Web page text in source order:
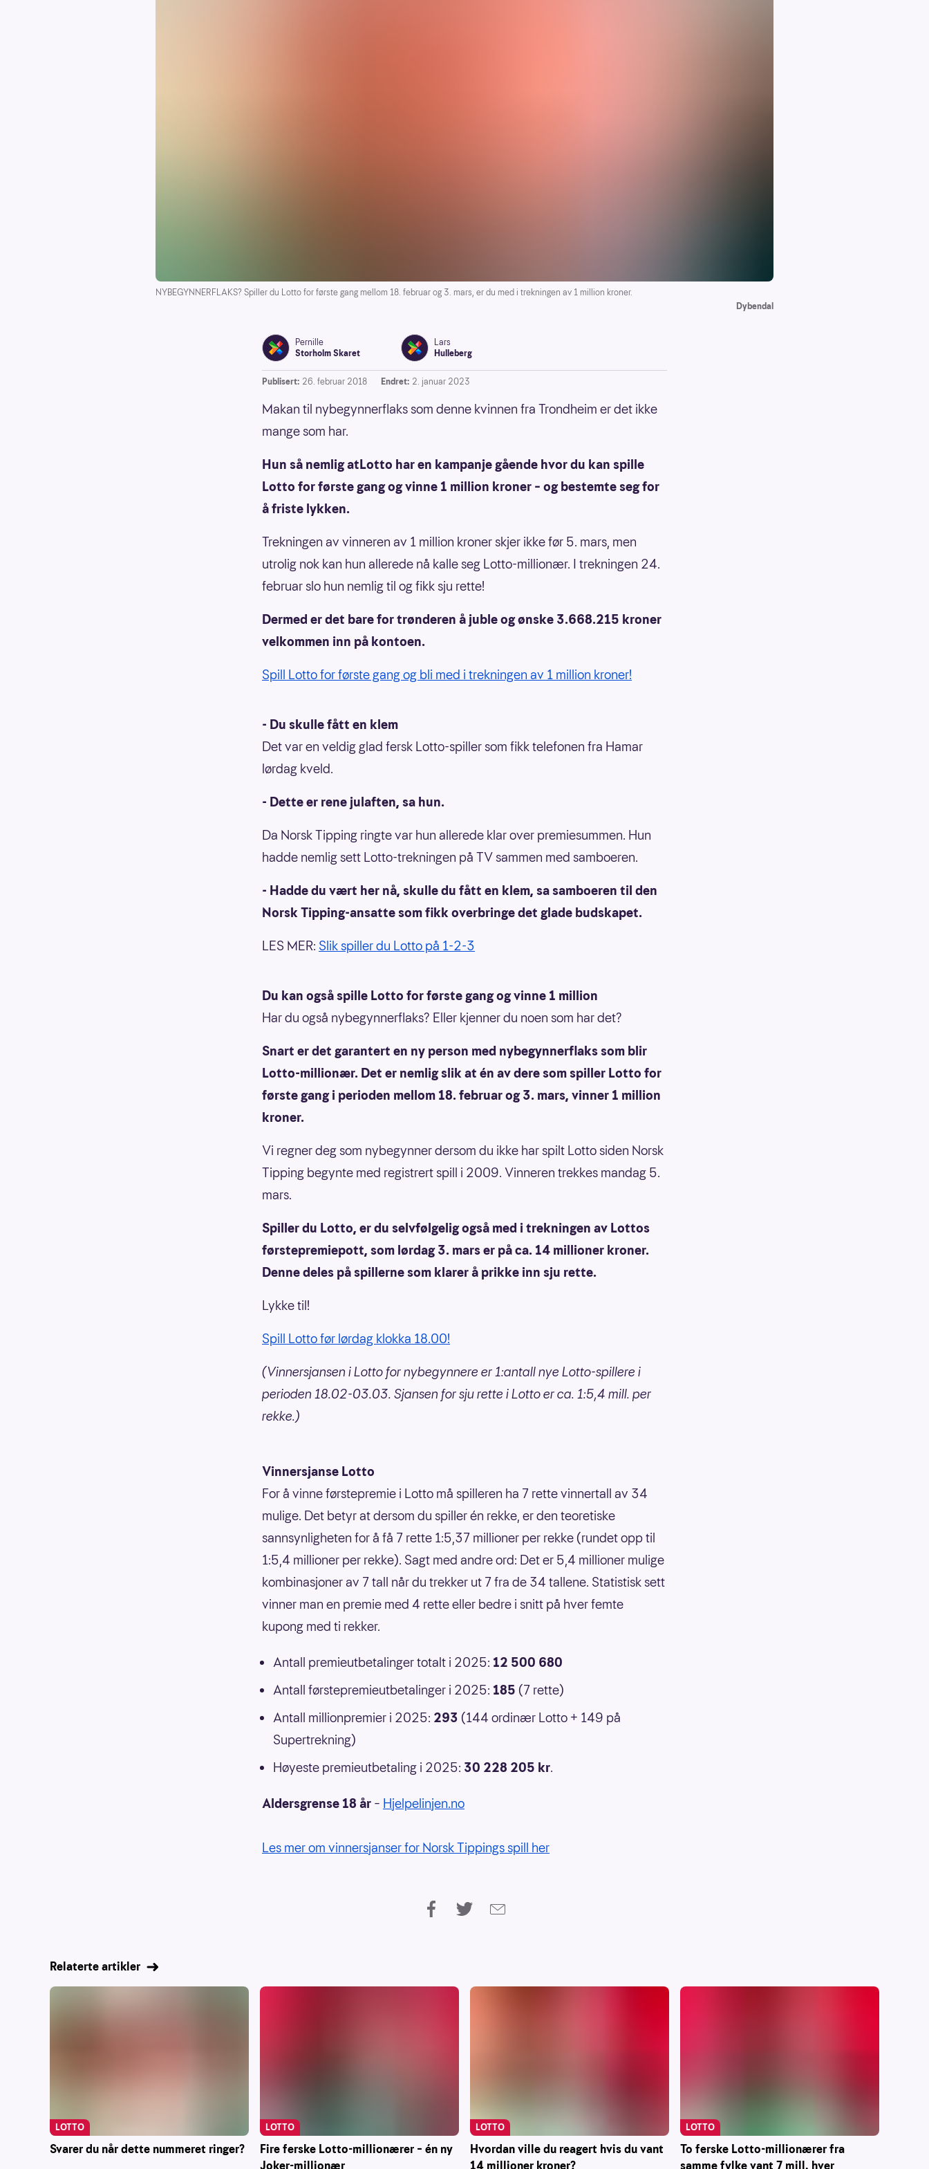
NYBEGYNNERFLAKS? Spiller du Lotto for første gang mellom 18. februar og 3. mars, er du med i trekningen av 1 million kroner.
Dybendal
Pernille
Storholm Skaret
Lars
Hulleberg
Publisert: 26. februar 2018 Endret: 2. januar 2023
Makan til nybegynnerflaks som denne kvinnen fra Trondheim er det ikke
mange som har.
Hun så nemlig atLotto har en kampanje gående hvor du kan spille
Lotto for første gang og vinne 1 million kroner – og bestemte seg for
å friste lykken.
Trekningen av vinneren av 1 million kroner skjer ikke før 5. mars, men
utrolig nok kan hun allerede nå kalle seg Lotto-millionær. I trekningen 24.
februar slo hun nemlig til og fikk sju rette!
Dermed er det bare for trønderen å juble og ønske 3.668.215 kroner
velkommen inn på kontoen.
Spill Lotto for første gang og bli med i trekningen av 1 million kroner!
- Du skulle fått en klem
Det var en veldig glad fersk Lotto-spiller som fikk telefonen fra Hamar
lørdag kveld.
- Dette er rene julaften, sa hun.
Da Norsk Tipping ringte var hun allerede klar over premiesummen. Hun
hadde nemlig sett Lotto-trekningen på TV sammen med samboeren.
- Hadde du vært her nå, skulle du fått en klem, sa samboeren til den
Norsk Tipping-ansatte som fikk overbringe det glade budskapet.
LES MER: Slik spiller du Lotto på 1-2-3
Du kan også spille Lotto for første gang og vinne 1 million
Har du også nybegynnerflaks? Eller kjenner du noen som har det?
Snart er det garantert en ny person med nybegynnerflaks som blir
Lotto-millionær. Det er nemlig slik at én av dere som spiller Lotto for
første gang i perioden mellom 18. februar og 3. mars, vinner 1 million
kroner.
Vi regner deg som nybegynner dersom du ikke har spilt Lotto siden Norsk
Tipping begynte med registrert spill i 2009. Vinneren trekkes mandag 5.
mars.
Spiller du Lotto, er du selvfølgelig også med i trekningen av Lottos
førstepremiepott, som lørdag 3. mars er på ca. 14 millioner kroner.
Denne deles på spillerne som klarer å prikke inn sju rette.
Lykke til!
Spill Lotto før lørdag klokka 18.00!
(Vinnersjansen i Lotto for nybegynnere er 1:antall nye Lotto-spillere i
perioden 18.02-03.03. Sjansen for sju rette i Lotto er ca. 1:5,4 mill. per
rekke.)
Vinnersjanse Lotto
For å vinne førstepremie i Lotto må spilleren ha 7 rette vinnertall av 34
mulige. Det betyr at dersom du spiller én rekke, er den teoretiske
sannsynligheten for å få 7 rette 1:5,37 millioner per rekke (rundet opp til
1:5,4 millioner per rekke). Sagt med andre ord: Det er 5,4 millioner mulige
kombinasjoner av 7 tall når du trekker ut 7 fra de 34 tallene. Statistisk sett
vinner man en premie med 4 rette eller bedre i snitt på hver femte
kupong med ti rekker.
Antall premieutbetalinger totalt i 2025: 12 500 680
Antall førstepremieutbetalinger i 2025: 185 (7 rette)
Antall millionpremier i 2025: 293 (144 ordinær Lotto + 149 på
Supertrekning)
Høyeste premieutbetaling i 2025: 30 228 205 kr.
Aldersgrense 18 år – Hjelpelinjen.no
Les mer om vinnersjanser for Norsk Tippings spill her
Relaterte artikler
Svarer du når dette nummeret ringer?
LOTTO
Fire ferske Lotto-millionærer – én ny
LOTTO
Hvordan ville du reagert hvis du vant
LOTTO
To ferske Lotto-millionærer fra
LOTTO